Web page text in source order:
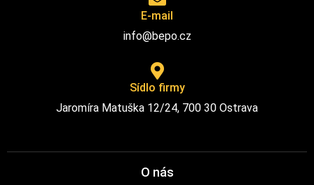
E-mail
info@bepo.cz
Sídlo firmy
Jaromíra Matuška 12/24, 700 30 Ostrava
O nás